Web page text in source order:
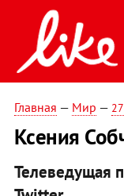
Главная — Мир —
Ксения
Телеведущая